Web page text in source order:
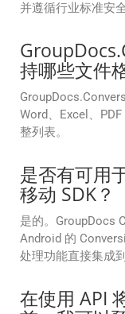
并遵循行业标准安
持哪些文件
Word、Excel、
整列表。
是否有可用
移动 SDK？
是的。GroupDocs
Android 的
处理功能直接集成
在使用 API